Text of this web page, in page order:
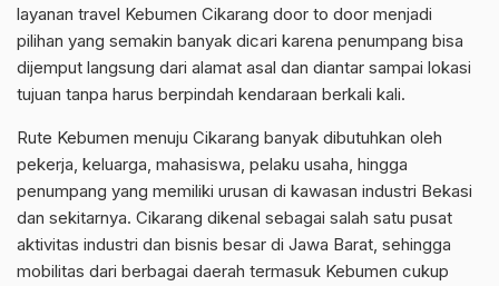
layanan travel Kebumen Cikarang door to door menjadi
pilihan yang semakin banyak dicari karena penumpang bisa
dijemput langsung dari alamat asal dan diantar sampai lokasi
tujuan tanpa harus berpindah kendaraan berkali kali.
Rute Kebumen menuju Cikarang banyak dibutuhkan oleh
pekerja, keluarga, mahasiswa, pelaku usaha, hingga
penumpang yang memiliki urusan di kawasan industri Bekasi
dan sekitarnya. Cikarang dikenal sebagai salah satu pusat
aktivitas industri dan bisnis besar di Jawa Barat, sehingga
mobilitas dari berbagai daerah termasuk Kebumen cukup